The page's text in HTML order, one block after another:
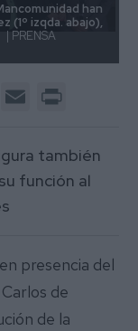
han
(1º izqda. abajo),
| PRENSA
Message
Email
también
función al
presencia del
de
de la